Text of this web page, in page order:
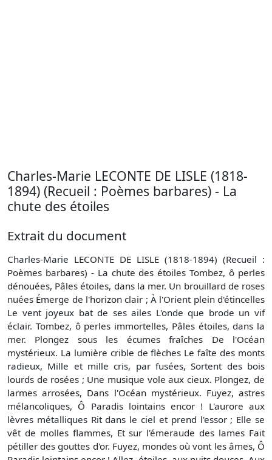
Charles-Marie LECONTE DE LISLE (1818-
1894) (Recueil : Poèmes barbares) - La
chute des étoiles
Extrait du document
Charles-Marie LECONTE DE LISLE (1818-1894) (Recueil :
Poèmes barbares) - La chute des étoiles Tombez, ô perles
dénouées, Pâles étoiles, dans la mer. Un brouillard de roses
nuées Émerge de l'horizon clair ; À l'Orient plein d'étincelles
Le vent joyeux bat de ses ailes L'onde que brode un vif
éclair. Tombez, ô perles immortelles, Pâles étoiles, dans la
mer. Plongez sous les écumes fraîches De l'Océan
mystérieux. La lumière crible de flèches Le faîte des monts
radieux, Mille et mille cris, par fusées, Sortent des bois
lourds de rosées ; Une musique vole aux cieux. Plongez, de
larmes arrosées, Dans l'Océan mystérieux. Fuyez, astres
mélancoliques, Ô Paradis lointains encor ! L'aurore aux
lèvres métalliques Rit dans le ciel et prend l'essor ; Elle se
vêt de molles flammes, Et sur l'émeraude des lames Fait
pétiller des gouttes d'or. Fuyez, mondes où vont les âmes, Ô